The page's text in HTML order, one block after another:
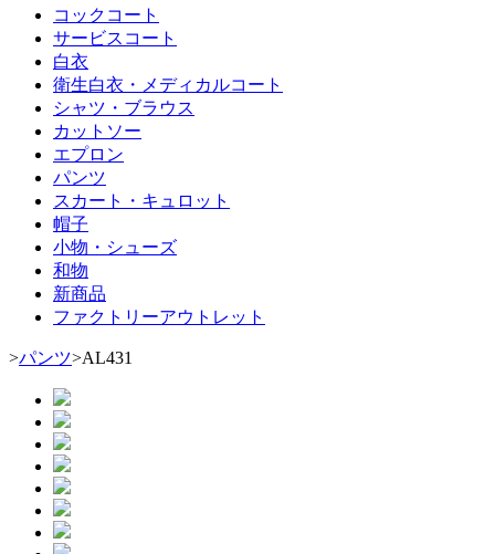
コックコート
サービスコート
白衣
衛生白衣・メディカルコート
シャツ・ブラウス
カットソー
エプロン
パンツ
スカート・キュロット
帽子
小物・シューズ
和物
新商品
ファクトリーアウトレット
>パンツ>AL431